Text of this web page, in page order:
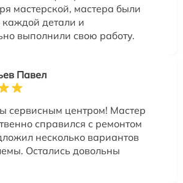
мастерской, мастера были
детали и
выполнили свою работу.
Павел
сервисным центром! Мастер
справился с ремонтом
несколько вариантов
Остались довольны